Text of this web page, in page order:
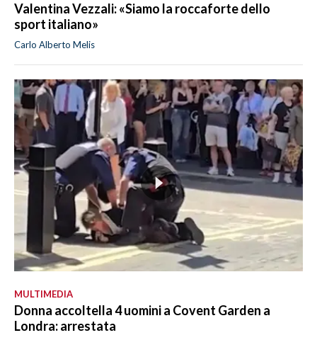
Valentina Vezzali: «Siamo la roccaforte dello
sport italiano»
Carlo Alberto Melis
MULTIMEDIA
Donna accoltella 4 uomini a Covent Garden a
Londra: arrestata